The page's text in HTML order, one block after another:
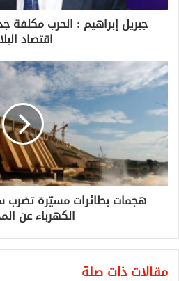
جبريل إبراهيم : الحرب مكلفة
اقتصاد
هجمات بطائرات مسيّرة تضرب
الكهرباء عن
مقالات ذات صلة